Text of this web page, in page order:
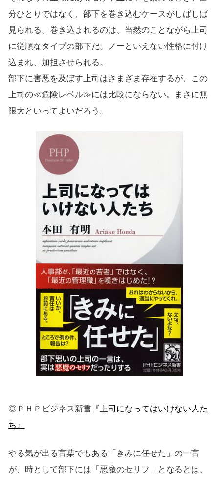
分ひとりではなく、部下を巻き込むケースがしばしば
見られる。巻き込まれるのは、当然のことながら上司
に従順なタイプの部下だ。ノーといえない性格に付け
込まれ、加担させられる。
部下に害悪を及ぼす上司はさまざま存在するが、この
上司の≪危険レベル≫には比較にならない。まさに無
限大といってよいだろう。
◎ＰＨＰビジネス新書『上司になってはいけない人た
ち』
やる気が出る言葉でもある「きみに任せた」の一言
が、時として部下には「悪魔のセリフ」となるとは、